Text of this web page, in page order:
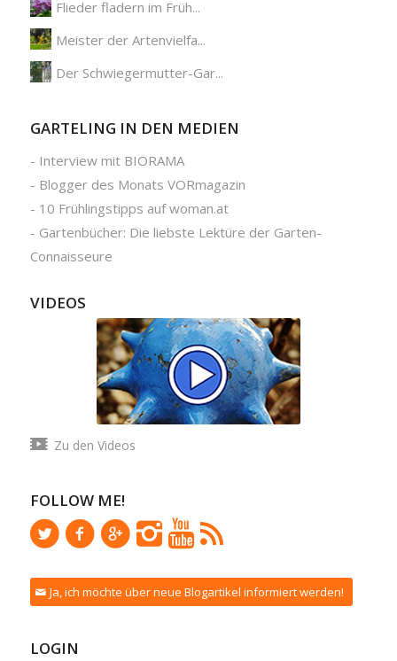
Flieder fladern im Früh...
Meister der Artenvielfa...
Der Schwiegermutter-Gar...
GARTELING IN DEN MEDIEN
- Interview mit BIORAMA
- Blogger des Monats VORmagazin
- 10 Frühlingstipps auf woman.at
- Gartenbücher: Die liebste Lektüre der Garten-
Connaisseure
VIDEOS
Zu den Videos
FOLLOW ME!
Ja, ich möchte über neue Blogartikel informiert werden!
LOGIN